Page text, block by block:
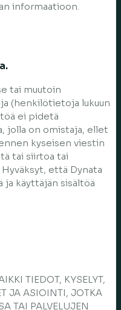
informaatioon.
tai muutoin
(henkilötietoja lukuun
ei pidetä
jolla on omistaja, ellet
kyseisen viestin
tai siirtoa tai
että Dynata
ja käyttäjän sisältöä
TIEDOT, KYSELYT,
JA ASIOINTI, JOTKA
TAI PALVELUJEN